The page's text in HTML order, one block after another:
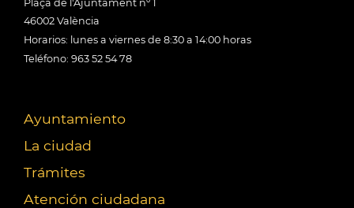
Plaça de l'Ajuntament nº 1
46002 València
Horarios: lunes a viernes de 8:30 a 14:00 horas
Teléfono: 963 52 54 78
Ayuntamiento
La ciudad
Trámites
Atención ciudadana